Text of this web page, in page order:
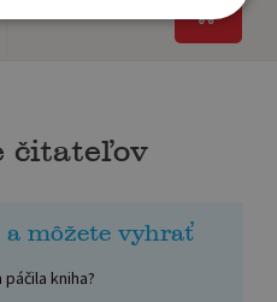
čitateľov
môžete vyhrať
kniha?